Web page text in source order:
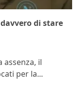
di stare
assenza, il
per la...